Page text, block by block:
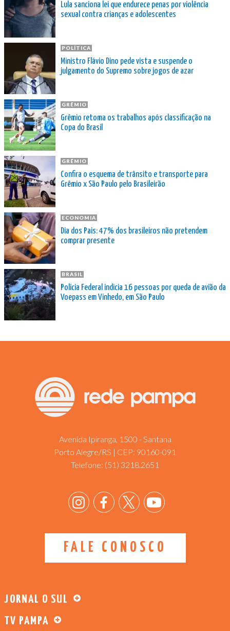
Lula sanciona lei que endurece penas por violência
sexual contra crianças e adolescentes
POLÍTICA
Ministro Flávio Dino pede vista e suspende o
julgamento do Supremo sobre jogos de azar
GRÊMIO
Grêmio retoma os trabalhos após classificação na
Copa do Brasil
GRÊMIO
Confira o esquema de trânsito e transporte para
Grêmio x São Paulo pelo Brasileirão
ECONOMIA
Dia dos Pais: 47% dos brasileiros não pretendem
comprar presente
BRASIL
Polícia Federal indicia 16 pessoas por queda de avião da
Voepass em Vinhedo, em São Paulo
Avenida Ipiranga, 1500 - Santana
Porto Alegre/RS | CEP: 90160-091
Telefone: (51) 3218.2651
FALE CONOSCO
JORNAL O SUL
TV PAMPA